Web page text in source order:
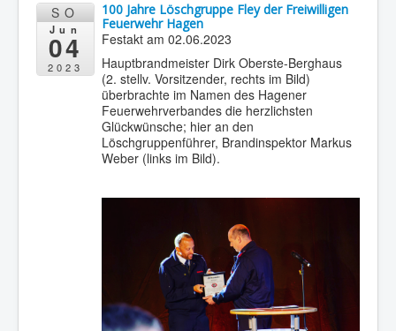
SO
Jun
04
2023
100 Jahre Löschgruppe Fley der Freiwilligen
Feuerwehr Hagen
Festakt am 02.06.2023
Hauptbrandmeister Dirk Oberste-Berghaus
(2. stellv. Vorsitzender, rechts im Bild)
überbrachte im Namen des Hagener
Feuerwehrverbandes die herzlichsten
Glückwünsche; hier an den
Löschgruppenführer, Brandinspektor Markus
Weber (links im Bild).